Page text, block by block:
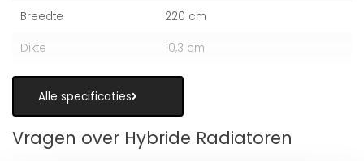
Breedte 220 cm
Dikte 10,3 cm
Alle specificaties
Vragen over Hybride Radiatoren